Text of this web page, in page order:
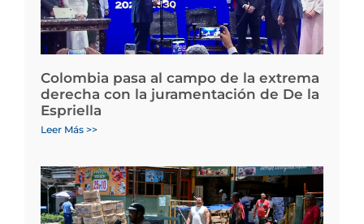
Colombia pasa al campo de la extrema
derecha con la juramentación de De la
Espriella
Leer Más >>